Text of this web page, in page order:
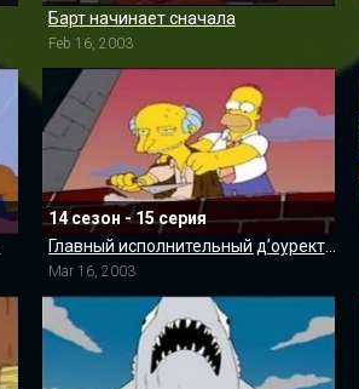
Барт начинает сначала
Feb 16, 2003
14 сезон - 15 серия
Главный исполнительный д’оуректор
Mar 16, 2003